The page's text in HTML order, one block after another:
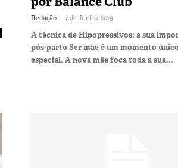
Redação - 7 de Junho, 2019
A técnica de Hipopressivos: a sua
pós-parto Ser mãe é um momento
especial. A nova mãe foca toda a sua...